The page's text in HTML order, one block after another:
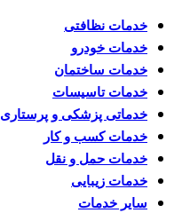
خدمات نظافتی
خدمات خودرو
خدمات ساختمان
خدمات تاسیسات
خدماتی پزشکی و پرستاری
خدمات کسب و کار
خدمات حمل و نقل
خدمات زیبایی
سایر خدمات